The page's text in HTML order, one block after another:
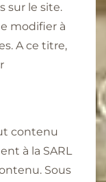
sur le site.
modifier à
A ce titre,
contenu
à la SARL
Sous